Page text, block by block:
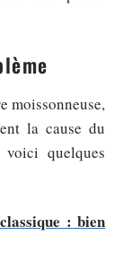
moissonneuse,
la cause du
quelques
: bien